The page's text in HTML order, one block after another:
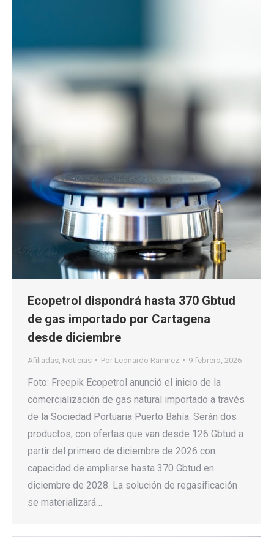
Ecopetrol dispondrá hasta 370 Gbtud
de gas importado por Cartagena
desde diciembre
Afiliadas Noticias Por Leonardo Ramirez 9 febrero, 2026
Foto: Freepik Ecopetrol anunció el inicio de la
comercialización de gas natural importado a través
de la Sociedad Portuaria Puerto Bahía. Serán dos
productos, con ofertas que van desde 126 Gbtud a
partir del primero de diciembre de 2026 con
capacidad de ampliarse hasta 370 Gbtud en
diciembre de 2028. La solución de regasificación
se materializará…